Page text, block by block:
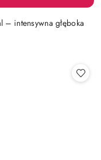
– intensywna głęboka